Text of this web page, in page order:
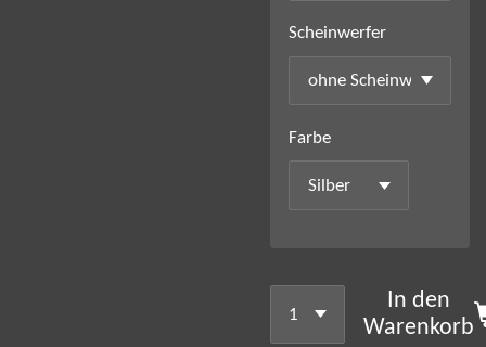
Scheinwerfer
Farbe
In den
Warenkorb